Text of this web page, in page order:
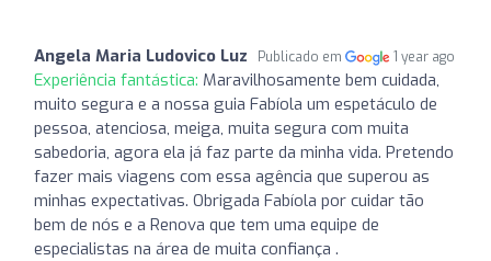
Angela Maria Ludovico Luz Publicado em 1 year ago
Experiência fantástica: Maravilhosamente bem cuidada,
muito segura e a nossa guia Fabíola um espetáculo de
pessoa, atenciosa, meiga, muita segura com muita
sabedoria, agora ela já faz parte da minha vida. Pretendo
fazer mais viagens com essa agência que superou as
minhas expectativas. Obrigada Fabíola por cuidar tão
bem de nós e a Renova que tem uma equipe de
especialistas na área de muita confiança .